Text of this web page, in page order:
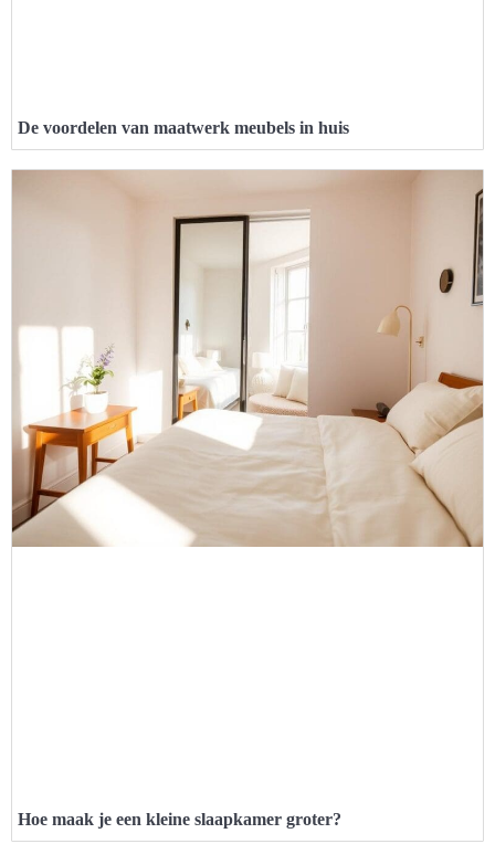
De voordelen van maatwerk meubels in huis
Hoe maak je een kleine slaapkamer groter?